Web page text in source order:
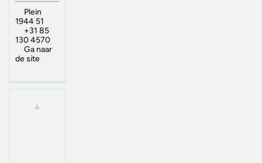
Plein
1944 51
+31 85
130 4570
Ga naar
de site